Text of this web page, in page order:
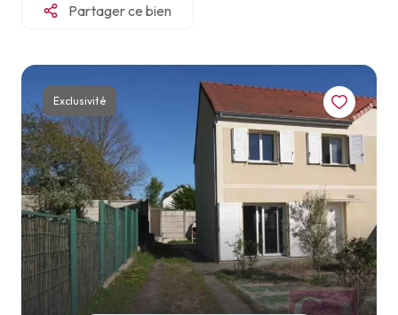
BIENS
NOTRE
AGENCE
NOUS
CONTACTER
Partager ce bien
Exclusivité